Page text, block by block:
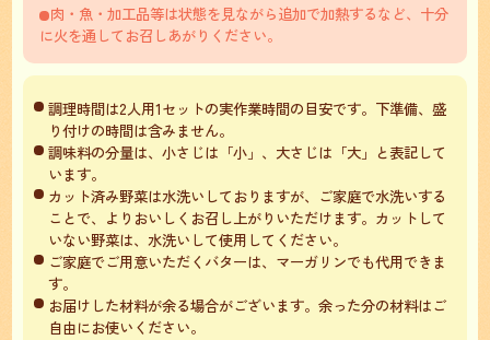
肉・魚・加工品等は状態を見ながら追加で加熱するなど、十分
に火を通してお召しあがりください。
調理時間は2人用1セットの実作業時間の目安です。下準備、盛
り付けの時間は含みません。
調味料の分量は、小さじは「小」、大さじは「大」と表記して
います。
カット済み野菜は水洗いしておりますが、ご家庭で水洗いする
ことで、よりおいしくお召し上がりいただけます。カットして
いない野菜は、水洗いして使用してください。
ご家庭でご用意いただくバターは、マーガリンでも代用できま
す。
お届けした材料が余る場合がございます。余った分の材料はご
自由にお使いください。